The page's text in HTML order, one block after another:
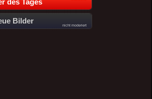
Bilder
nicht moderiert